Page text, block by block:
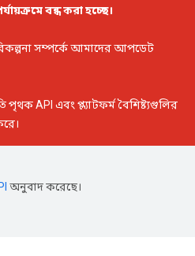
বন্ধ করা হচ্ছে।
সম্পর্কে আমাদের আপডেট
পৃথক API এবং প্ল্যাটফর্ম বৈশিষ্ট্যগুলির
অনুবাদ করেছে।